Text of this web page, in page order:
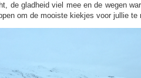
de gladheid viel mee en de wegen
om de mooiste kiekjes voor jullie te